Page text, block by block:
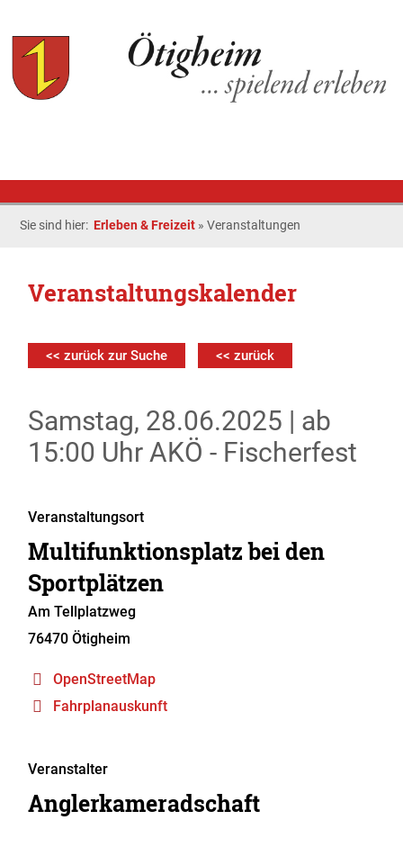
Sie sind hier: Erleben & Freizeit »Veranstaltungen
Veranstaltungskalender
<< zurück zur Suche << zurück
Samstag, 28.06.2025 | ab
15:00 Uhr AKÖ - Fischerfest
Veranstaltungsort
Multifunktionsplatz bei den
Sportplätzen
Am Tellplatzweg
76470 Ötigheim
OpenStreetMap
Fahrplanauskunft
Veranstalter
Anglerkameradschaft